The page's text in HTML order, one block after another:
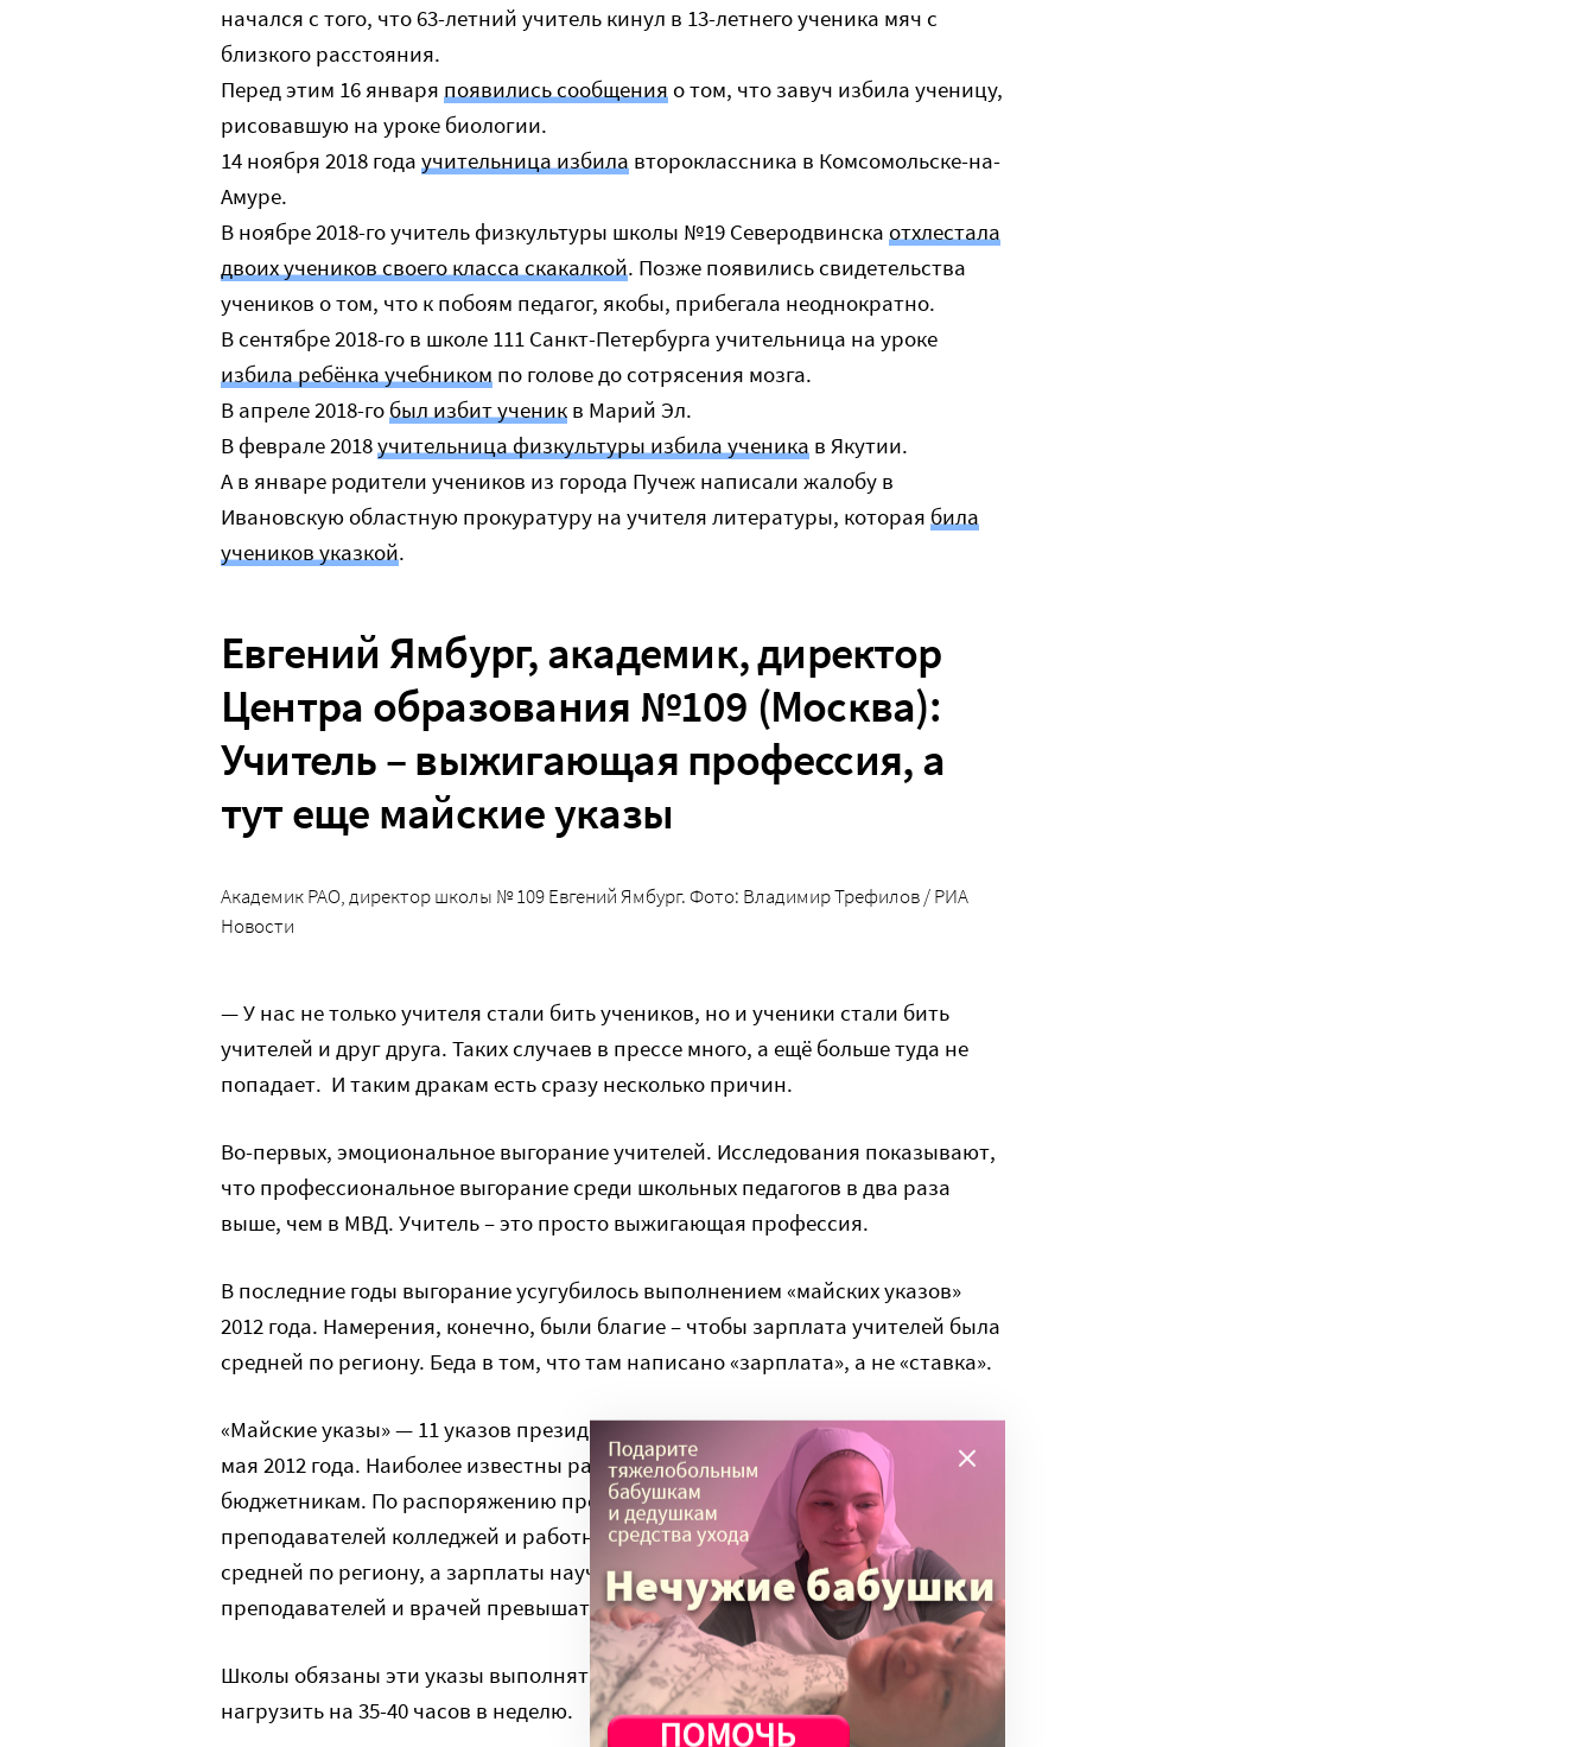
начался с того, что 63-летний учитель кинул в 13-летнего ученика мяч с
близкого расстояния.
Перед этим 16 января появились сообщенияо том, что завуч избила ученицу,
рисовавшую на уроке биологии.
14 ноября 2018 года учительница избила второклассника в Комсомольске-на-
Амуре.
В ноябре 2018-го учитель физкультуры школы №19 Северодвинска отхлестала
двоих учеников своего класса скакалкой. Позже появились свидетельства
учеников о том, что к побоям педагог, якобы, прибегала неоднократно.
В сентябре 2018-го в школе 111 Санкт-Петербурга учительница на уроке
избила ребёнка учебником по голове до сотрясения мозга.
В апреле 2018-гобыл избит ученик в Марий Эл.
В феврале 2018учительница физкультуры избила ученика в Якутии.
А в январе родители учеников из города Пучеж написали жалобу в
Ивановскую областную прокуратуру на учителя литературы, которая била
учеников указкой.
Евгений Ямбург, академик, директор
Центра образования №109 (Москва):
Учитель – выжигающая профессия, а
тут еще майские указы
Академик РАО, директор школы № 109 Евгений Ямбург. Фото: Владимир Трефилов / РИА
Новости
— У нас не только учителя стали бить учеников, но и ученики стали бить
учителей и друг друга. Таких случаев в прессе много, а ещё больше туда не
попадает. И таким дракам есть сразу несколько причин.
Во-первых, эмоциональное выгорание учителей. Исследования показывают,
что профессиональное выгорание среди школьных педагогов в два раза
выше, чем в МВД. Учитель – это просто выжигающая профессия.
В последние годы выгорание усугубилось выполнением «майских указов»
2012 года. Намерения, конечно, были благие – чтобы зарплата учителей была
средней по региону. Беда в том, что там написано «зарплата», а не «ставка».
«Майские указы» — 11 указов президента Владимира Путина, подписанных 7
мая 2012 года. Наиболее известны распоряжением о повышении зарплаты
бюджетникам. По распоряжению президента, зарплата школьных учителей,
преподавателей колледжей и работников культуры должна быть не ниже
средней по региону, а зарплаты научных сотрудников, вузовских
преподавателей и врачей превышать среднюю по региону в два раза.
Школы обязаны эти указы выполнять, но, чтобы их выполнить, учителя надо
нагрузить на 35-40 часов в неделю.